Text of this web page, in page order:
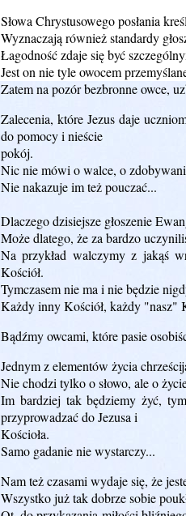
Słowa Chrystusowego posłania
Wyznaczają również standardy
Łagodność zdaje się być
Jest on nie tyle owocem
Zatem na pozór bezbronne owce,
Zalecenia, które Jezus daje
do pomocy i nieście
pokój.
Nic nie mówi o walce, o
Nie nakazuje im też pouczać...
Dlaczego dzisiejsze głoszenie
Może dlatego, że za bardzo
Na przykład walczymy z jakąś
Kościół.
Tymczasem nie ma i nie będzie
Każdy inny Kościół, każdy "nasz"
Bądźmy owcami, które pasie
Jednym z elementów życia
Nie chodzi tylko o słowo, ale o
Im bardziej tak będziemy żyć,
przyprowadzać do Jezusa i
Kościoła.
Samo gadanie nie wystarczy...
Nam też czasami wydaje się, że
Wszystko już tak dobrze sobie